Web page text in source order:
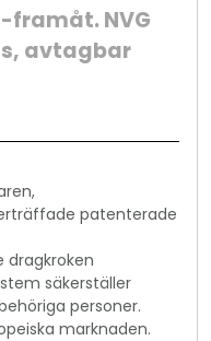
framåt. NVG
avtagbar
patenterade
dragkroken
säkerställer
personer.
marknaden.